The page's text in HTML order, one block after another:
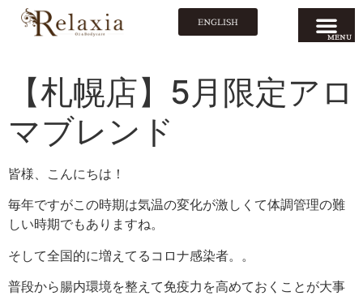
ENGLISH
MENU
【札幌店】5月限定アロ
マブレンド
皆様、こんにちは！
毎年ですがこの時期は気温の変化が激しくて体調管理の難
しい時期でもありますね。
そして全国的に増えてるコロナ感染者。。
普段から腸内環境を整えて免疫力を高めておくことが大事